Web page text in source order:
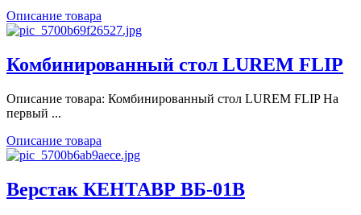
Описание товара
Комбинированный стол LUREM FLIP
Описание товара: Комбинированный стол LUREM FLIP На
первый ...
Описание товара
Верстак КЕНТАВР ВБ-01В